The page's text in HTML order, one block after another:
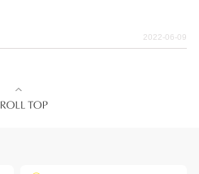
2022-06-09